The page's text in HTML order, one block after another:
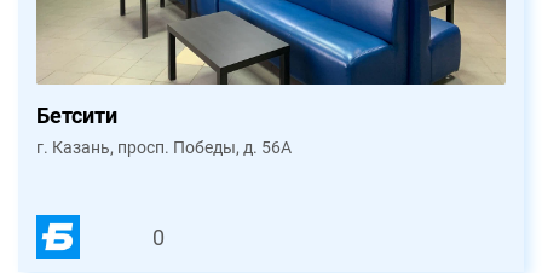
Бетсити
г. Казань, просп. Победы, д. 56А
0